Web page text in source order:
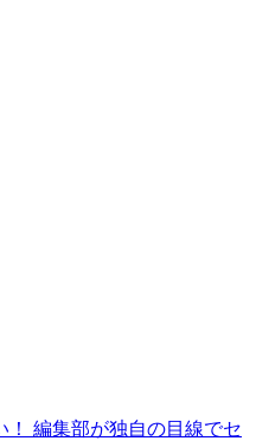
！ 編集部が独自の目線でセ